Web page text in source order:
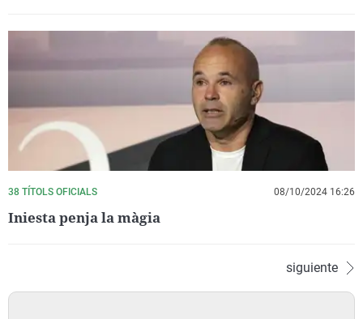
38 TÍTOLS OFICIALS 08/10/2024 16:26
Iniesta penja la màgia
siguiente